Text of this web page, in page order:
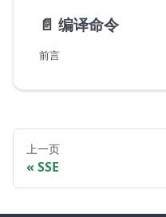
📄️ 编译命令
前言
上一页
SSE